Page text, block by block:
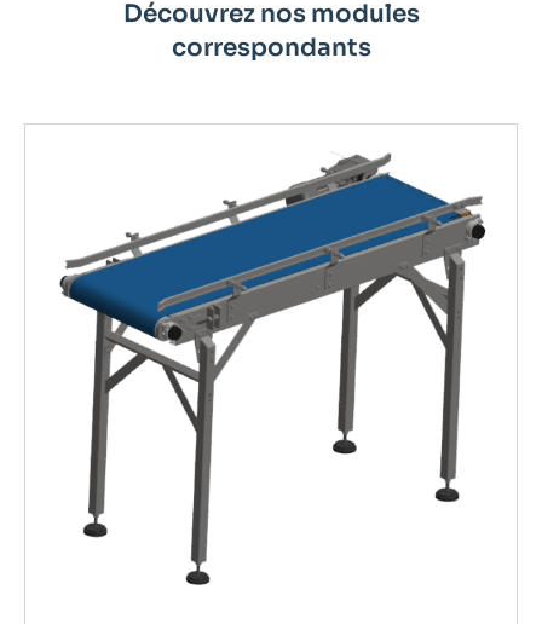
Découvrez nos modules
correspondants